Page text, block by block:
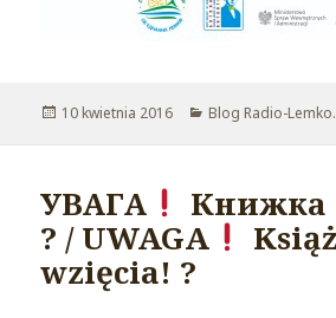
Opublikowano
10 kwietnia 2016 Kategorie
Blog Radio-
УВАГА
Книжка
? / UWAGA
wzięcia! ?